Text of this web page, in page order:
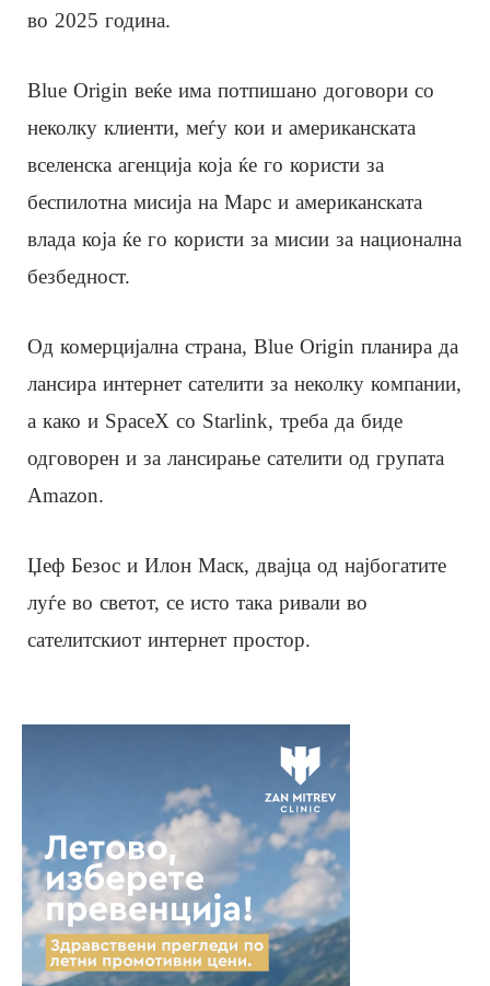
во 2025 година.
Blue Origin веќе има потпишано договори со
неколку клиенти, меѓу кои и американската
вселенска агенција која ќе го користи за
беспилотна мисија на Марс и американската
влада која ќе го користи за мисии за национална
безбедност.
Од комерцијална страна, Blue Origin планира да
лансира интернет сателити за неколку компании,
а како и SpaceX со Starlink, треба да биде
одговорен и за лансирање сателити од групата
Amazon.
Џеф Безос и Илон Маск, двајца од најбогатите
луѓе во светот, се исто така ривали во
сателитскиот интернет простор.